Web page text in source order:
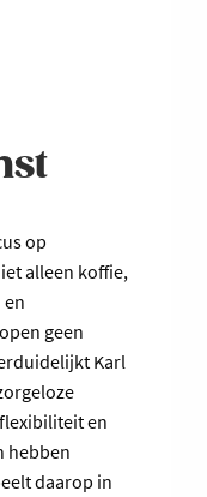
op
alleen koffie,
geen
Karl
en
hebben
daarop in